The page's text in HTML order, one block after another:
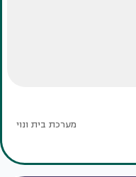
מערכת בית ונוי